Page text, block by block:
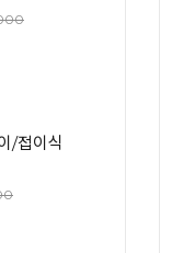
/접이식 사이드테이블(